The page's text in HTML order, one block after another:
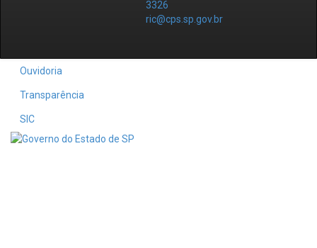
3326
ric@cps.sp.gov.br
Ouvidoria
Transparência
SIC